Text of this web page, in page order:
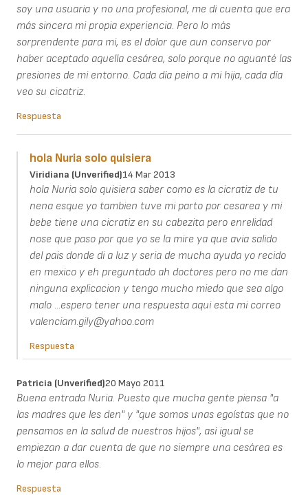
soy una usuaria y no una profesional, me di cuenta que era
más sincera mi propia experiencia. Pero lo más
sorprendente para mi, es el dolor que aun conservo por
haber aceptado aquella cesárea, solo porque no aguanté las
presiones de mi entorno. Cada día peino a mi hija, cada día
veo su cicatriz.
Respuesta
hola Nuria solo quisiera
Viridiana (unverified)14 Mar 2013
hola Nuria solo quisiera saber como es la cicratiz de tu
nena esque yo tambien tuve mi parto por cesarea y mi
bebe tiene una cicratiz en su cabezita pero enrelidad
nose que paso por que yo se la mire ya que avia salido
del pais donde di a luz y seria de mucha ayuda yo recido
en mexico y eh preguntado ah doctores pero no me dan
ninguna explicacion y tengo mucho miedo que sea algo
malo ...espero tener una respuesta aqui esta mi correo
valenciam.gily@yahoo.com
Respuesta
Patricia (unverified)20 Mayo 2011
Buena entrada Nuria. Puesto que mucha gente piensa "a
las madres que les den" y "que somos unas egoístas que no
pensamos en la salud de nuestros hijos", así igual se
empiezan a dar cuenta de que no siempre una cesárea es
lo mejor para ellos.
Respuesta